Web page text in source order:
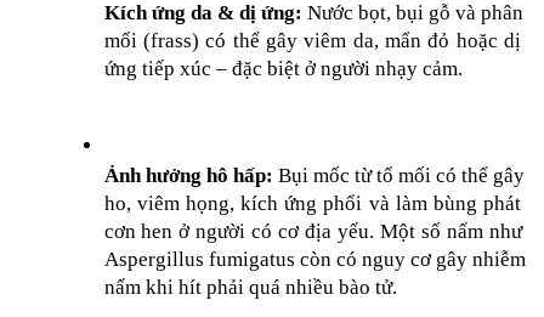
Kích ứng da & dị ứng: Nước bọt, bụi gỗ và phân
mối (frass) có thể gây viêm da, mẩn đỏ hoặc dị
ứng tiếp xúc – đặc biệt ở người nhạy cảm.
Ảnh hưởng hô hấp: Bụi mốc từ tổ mối có thể gây
ho, viêm họng, kích ứng phổi và làm bùng phát
cơn hen ở người có cơ địa yếu. Một số nấm như
Aspergillus fumigatus còn có nguy cơ gây nhiễm
nấm khi hít phải quá nhiều bào tử.